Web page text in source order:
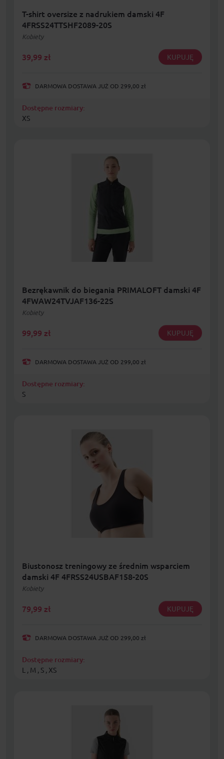
T-shirt oversize z nadrukiem damski 4F
4FRSS24TTSHF2089-20S
Kobiety
39,99 zł KUPUJĘ
DARMOWA DOSTAWA JUŻ OD 299,00 zł
Dostępne rozmiary:
XS
Bezrękawnik do biegania PRIMALOFT damski 4F
4FWAW24TVJAF136-22S
Kobiety
99,99 zł KUPUJĘ
DARMOWA DOSTAWA JUŻ OD 299,00 zł
Dostępne rozmiary:
S
Biustonosz treningowy ze średnim wsparciem
damski 4F 4FRSS24USBAF158-20S
Kobiety
79,99 zł KUPUJĘ
DARMOWA DOSTAWA JUŻ OD 299,00 zł
Dostępne rozmiary:
L , M , S , XS